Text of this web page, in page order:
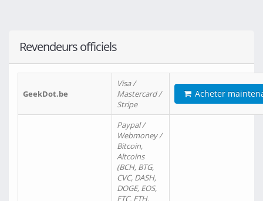
Revendeurs officiels
GeekDot.be
Visa /
Mastercard /
Stripe
Acheter
Paypal /
Webmoney /
Bitcoin,
Altcoins
(BCH, BTG,
CVC, DASH,
DOGE, EOS,
ETC, ETH,